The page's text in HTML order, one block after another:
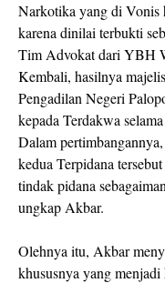
Narkotika yang di Vonis
karena dinilai terbukti
Tim Advokat dari YBH
Kembali, hasilnya
Pengadilan Negeri
kepada Terdakwa
Dalam
kedua Terpidana
tindak pidana
ungkap Akbar.
Olehnya itu, Akbar
khususnya yang